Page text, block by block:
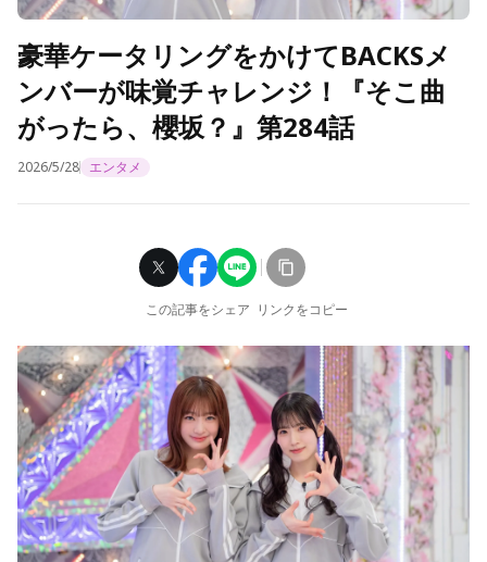
豪華ケータリングをかけてBACKSメ
ンバーが味覚チャレンジ！『そこ曲
がったら、櫻坂？』第284話
2026/5/28 エンタメ
この記事をシェア リンクをコピー